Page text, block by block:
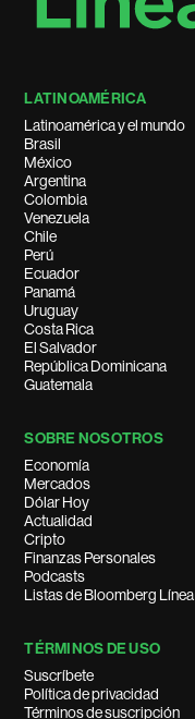
LATINOAMÉRICA
Latinoamérica y el mundo
Brasil
México
Argentina
Colombia
Venezuela
Chile
Perú
Ecuador
Panamá
Uruguay
Costa Rica
El Salvador
República Dominicana
Guatemala
SOBRE NOSOTROS
Economía
Mercados
Dólar Hoy
Actualidad
Cripto
Finanzas Personales
Podcasts
Listas de Bloomberg Línea
TÉRMINOS DE USO
Suscríbete
Política de privacidad
Términos de suscripción